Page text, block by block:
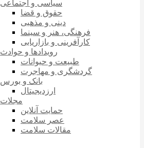
سیاسی و اجتماعی
حقوق و قضا
دینی و مذهبی
فرهنگی، هنر و سینما
کارآفرینی و بازاریابی
رویدادها و حوادث
طبیعت و حیوانات
گردشگری و مهاجرت
بانک و بورس
ارزدیجیتال
مجلات
حمایت آنلاین
عصر سلامت
مقالات سلامت